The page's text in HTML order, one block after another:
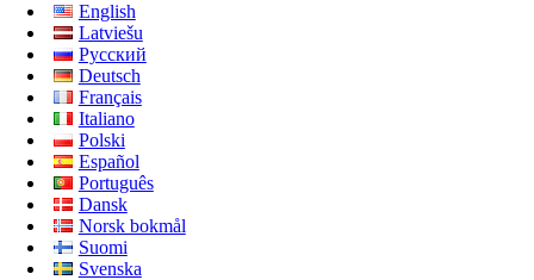
English
Latviešu
Русский
Deutsch
Français
Italiano
Polski
Español
Português
Dansk
Norsk bokmål
Suomi
Svenska